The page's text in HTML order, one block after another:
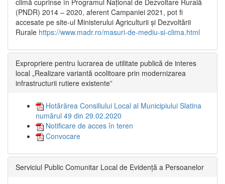
climă cuprinse în Programul Național de Dezvoltare Rurală
(PNDR) 2014 – 2020, aferent Campaniei 2021, pot fi
accesate pe site-ul Ministerului Agriculturii și Dezvoltării
Rurale https://www.madr.ro/masuri-de-mediu-si-clima.html
Expropriere pentru lucrarea de utilitate publică de interes
local „Realizare variantă ocolitoare prin modernizarea
infrastructurii rutiere existente”
Hotărârea Consiliului Local al Municipiului Slatina
numărul 49 din 29.02.2020
Notificare de acces în teren
Convocare
Serviciul Public Comunitar Local de Evidență a Persoanelor